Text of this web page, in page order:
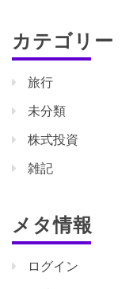
カテゴリー
旅行
未分類
株式投資
雑記
メタ情報
ログイン